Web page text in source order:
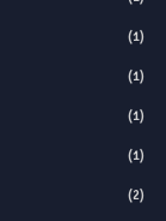
(1)
(1)
(1)
(1)
(2)